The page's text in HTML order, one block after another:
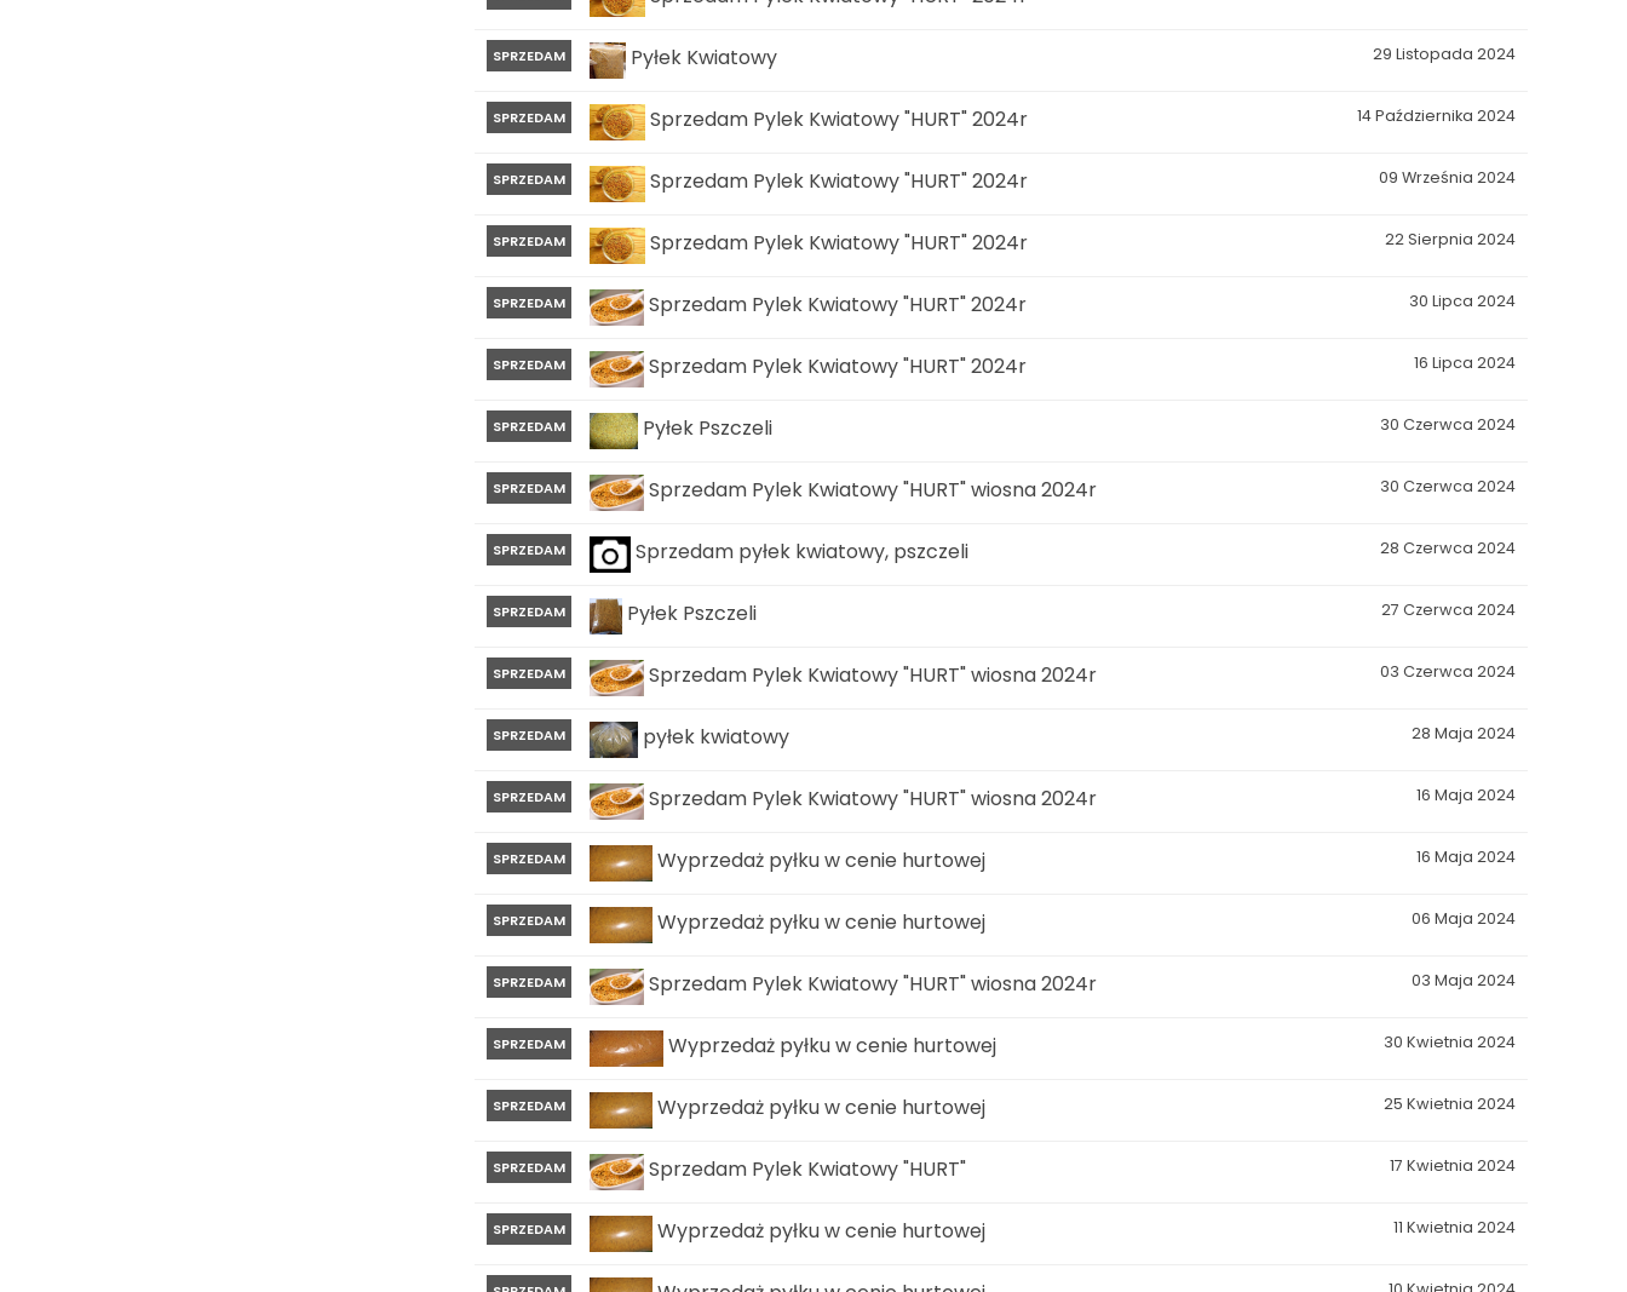
29 Listopada 2024
SPRZEDAM Pyłek Kwiatowy
14 Października 2024
SPRZEDAM Sprzedam Pylek Kwiatowy "HURT" 2024r
09 Września 2024
SPRZEDAM Sprzedam Pylek Kwiatowy "HURT" 2024r
22 Sierpnia 2024
SPRZEDAM Sprzedam Pylek Kwiatowy "HURT" 2024r
30 Lipca 2024
SPRZEDAM Sprzedam Pylek Kwiatowy "HURT" 2024r
16 Lipca 2024
SPRZEDAM Sprzedam Pylek Kwiatowy "HURT" 2024r
30 Czerwca 2024
SPRZEDAM Pyłek Pszczeli
30 Czerwca 2024
SPRZEDAM Sprzedam Pylek Kwiatowy "HURT" wiosna 2024r
28 Czerwca 2024
SPRZEDAM Sprzedam pyłek kwiatowy, pszczeli
27 Czerwca 2024
SPRZEDAM Pyłek Pszczeli
03 Czerwca 2024
SPRZEDAM Sprzedam Pylek Kwiatowy "HURT" wiosna 2024r
28 Maja 2024
SPRZEDAM pyłek kwiatowy
16 Maja 2024
SPRZEDAM Sprzedam Pylek Kwiatowy "HURT" wiosna 2024r
16 Maja 2024
SPRZEDAM Wyprzedaż pyłku w cenie hurtowej
06 Maja 2024
SPRZEDAM Wyprzedaż pyłku w cenie hurtowej
03 Maja 2024
SPRZEDAM Sprzedam Pylek Kwiatowy "HURT" wiosna 2024r
30 Kwietnia 2024
SPRZEDAM Wyprzedaż pyłku w cenie hurtowej
25 Kwietnia 2024
SPRZEDAM Wyprzedaż pyłku w cenie hurtowej
17 Kwietnia 2024
SPRZEDAM Sprzedam Pylek Kwiatowy "HURT"
11 Kwietnia 2024
SPRZEDAM Wyprzedaż pyłku w cenie hurtowej